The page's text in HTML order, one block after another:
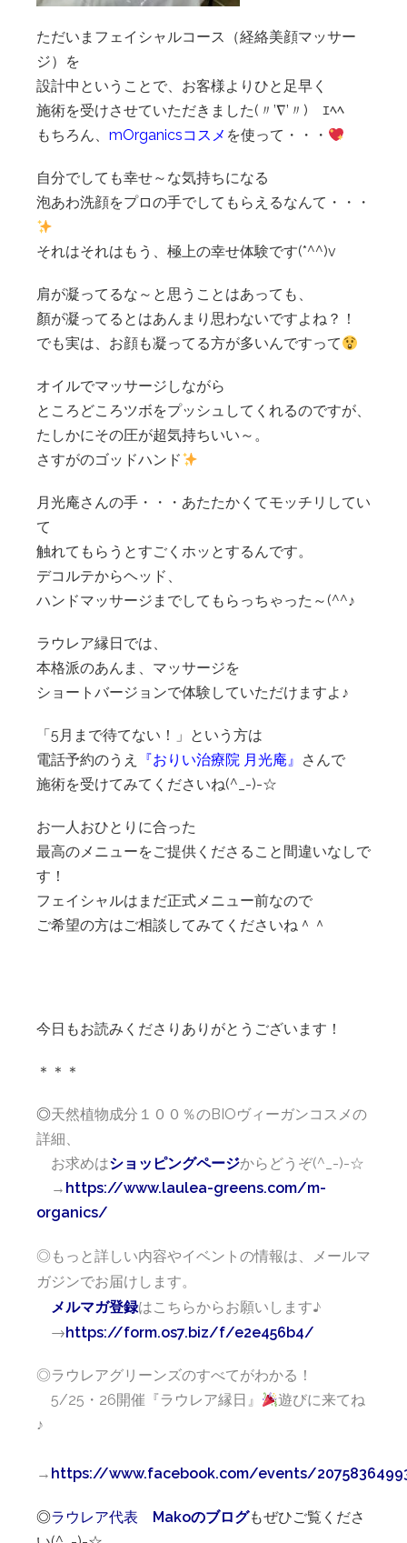
ただいまフェイシャルコース（経絡美顔マッサー
ジ）を
設計中ということで、お客様よりひと足早く
施術を受けさせていただきました(〃’∇’〃)ゝｴﾍﾍ
もちろん、 mOrganicsコスメ を使って・・・
自分でしても幸せ～な気持ちになる
泡あわ洗顔をプロの手でしてもらえるなんて・・・
それはそれはもう、極上の幸せ体験です(*^^)v
肩が凝ってるな～と思うことはあっても、
顏が凝ってるとはあんまり思わないですよね？！
でも実は、お顔も凝ってる方が多いんですって
オイルでマッサージしながら
ところどころツボをプッシュしてくれるのですが、
たしかにその圧が超気持ちいい～。
さすがのゴッドハンド
月光庵さんの手・・・あたたかくてモッチリしてい
て
触れてもらうとすごくホッとするんです。
デコルテからヘッド、
ハンドマッサージまでしてもらっちゃった～(^^♪
ラウレア縁日では、
本格派のあんま、マッサージを
ショートバージョンで体験していただけますよ♪
「5月まで待てない！」という方は
電話予約のうえ
『おりい治療院 月光庵』 さんで
施術を受けてみてくださいね(^_-)-☆
お一人おひとりに合った
最高のメニューをご提供くださること間違いなしで
す！
フェイシャルはまだ正式メニュー前なので
ご希望の方はご相談してみてくださいね＾＾
今日もお読みくださりありがとうございます！
＊＊＊
◎天然植物成分１００％のBIOヴィーガンコスメの
詳細、
お求めはショッピングページからどうぞ(^_-)-☆
→ https://www.laulea-greens.com/m-
organics/
◎もっと詳しい内容やイベントの情報は、メールマ
ガジンでお届けします。
メルマガ登録はこちらからお願いします♪
→https://form.os7.biz/f/e2e456b4/
◎ラウレアグリーンズのすべてがわかる！
5/25・26開催『ラウレア縁日』
遊びに来てね
♪
→ https://www.facebook.com/events/
◎ラウレア代表 Makoのブログもぜひご覧くださ